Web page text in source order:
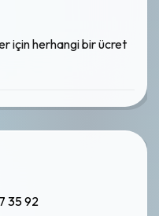
için herhangi bir ücret
35 92